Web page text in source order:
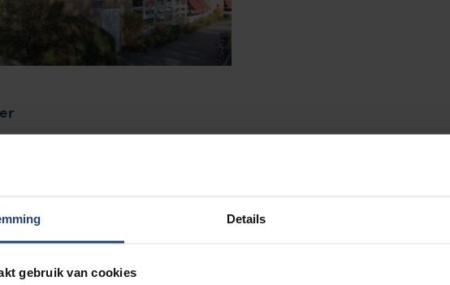
Details
gebruik van cookies
naar Groningen. De studentenvereniging Albertus Magnus wilde
alleen die ‘andere’ studentenvereniging uit Groningen, die een
van Albertus Magnus zijn geweldig! Samen met hun
live een cheque voor konden uitreiken vroegen ze. Dat geld is
stipt op tijd drie studenten met een cheque en telefoon paraat
met het geld overmaken, het staat al op onze rekening!